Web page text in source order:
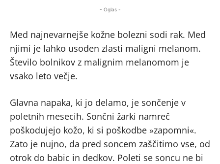
- Oglas -
Med najnevarnejše kožne bolezni sodi rak. Med
njimi je lahko usoden zlasti maligni melanom.
Število bolnikov z malignim melanomom je
vsako leto večje.
Glavna napaka, ki jo delamo, je sončenje v
poletnih mesecih. Sončni žarki namreč
poškodujejo kožo, ki si poškodbe »zapomni«.
Zato je nujno, da pred soncem zaščitimo vse, od
otrok do babic in dedkov. Poleti se soncu ne bi